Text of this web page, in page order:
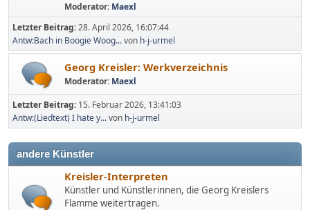
Moderator: Maexl
Letzter Beitrag:28. April 2026, 16:07:44
Antw:Bach in Boogie Woog...von h-j-urmel
Georg Kreisler: Werkverzeichnis
Moderator: Maexl
Letzter Beitrag: 15. Februar 2026, 13:41:03
Antw:(Liedtext) I hate y...von h-j-urmel
andere Künstler
Kreisler-Interpreten
Künstler und Künstlerinnen, die Georg Kreislers
Flamme weitertragen.